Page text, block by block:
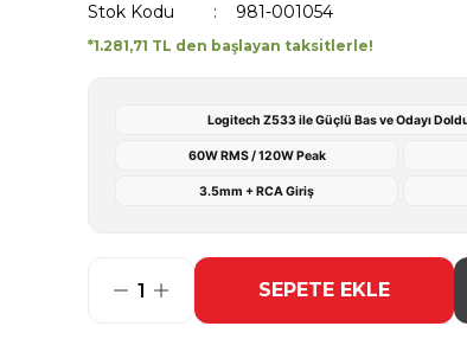
Stok Kodu
981-001054
*1.281,71 TL den başlayan taksitlerle!
Logitech Z533 ile Güçlü Bas ve Odayı
60W RMS / 120W Peak
3.5mm + RCA Giriş
SEPETE EKLE